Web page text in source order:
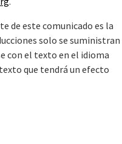
de este comunicado es la
solo se suministran
con el texto en el idioma
que tendrá un efecto